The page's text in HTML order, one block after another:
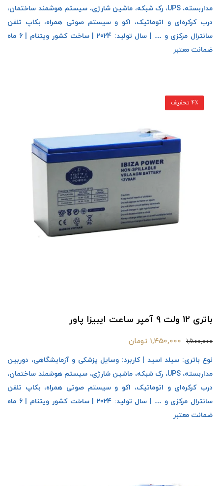
مداربسته، UPS، رک شبکه، ماشین شارژی، سیستم هوشمند ساختمان،
درب کرکره‌ای و اتوماتیک، اکو و سیستم صوتی همراه، بکاپ تلفن
سانترال مرکزی و … | سال تولید: 2024 | ساخت کشور ویتنام | 6 ماه
ضمانت معتبر
4٪ تخفیف
باتری 12 ولت 9 آمپر ساعت ایبیزا پاور
1,500,000 1,450,000 تومان
نوع باتری: سیلد اسید | کاربرد: وسایل پزشکی و آزمایشگاهی، دوربین
مداربسته، UPS، رک شبکه، ماشین شارژی، سیستم هوشمند ساختمان،
درب کرکره‌ای و اتوماتیک، اکو و سیستم صوتی همراه، بکاپ تلفن
سانترال مرکزی و … | سال تولید: 2024 | ساخت کشور ویتنام | 6 ماه
ضمانت معتبر